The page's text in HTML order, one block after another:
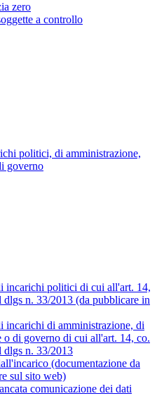
zero
a controllo
politici, di amministrazione,
governo
incarichi politici di cui all'art. 14,
dlgs n. 33/2013 (da pubblicare in
incarichi di amministrazione, di
o di governo di cui all'art. 14, co.
dlgs n. 33/2013
(documentazione da
sul sito web)
comunicazione dei dati